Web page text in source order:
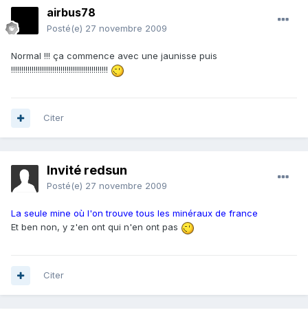
airbus78
Posté(e) 27 novembre 2009
Normal !!! ça commence avec une jaunisse puis
!!!!!!!!!!!!!!!!!!!!!!!!!!!!!!!!!!!!!!!!!!!!!!!
Citer
Invité redsun
Posté(e) 27 novembre 2009
La seule mine où l'on trouve tous les minéraux de france
Et ben non, y z'en ont qui n'en ont pas
Citer